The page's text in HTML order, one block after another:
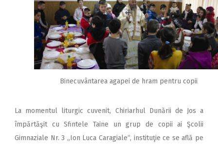
Binecuvântarea agapei de hram pentru copii
La momentul liturgic cuvenit, Chiriarhul Dunării de Jos a
împărtăşit cu Sfintele Taine un grup de copii ai Şcolii
Gimnaziale Nr. 3 „Ion Luca Caragiale“, instituţie ce se află pe